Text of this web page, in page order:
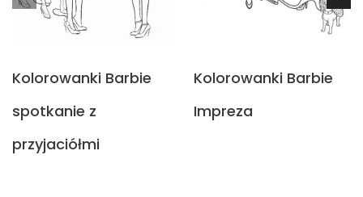
Kolorowanki Barbie
spotkanie z
przyjaciółmi
Kolorowanki Barbie
Impreza